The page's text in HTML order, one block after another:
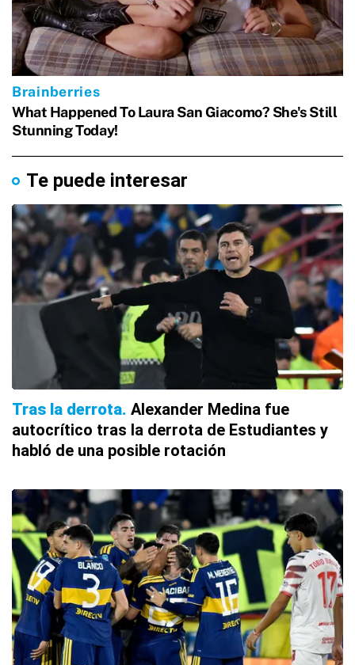
Te puede interesar
Tras la derrota Alexander Medina fue
autocrítico tras la derrota de Estudiantes y
habló de una posible rotación